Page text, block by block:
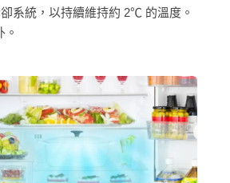
系統，以持續維持約 2℃ 的溫度。